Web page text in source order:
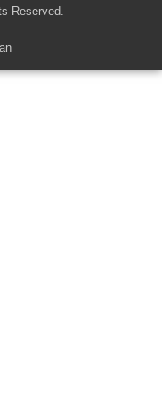
Reserved.